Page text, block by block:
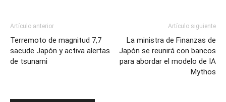
Artículo anterior
Terremoto de magnitud 7,7
sacude Japón y activa alertas
de tsunami
Artículo siguiente
La ministra de Finanzas de
Japón se reunirá con bancos
para abordar el modelo de IA
Mythos